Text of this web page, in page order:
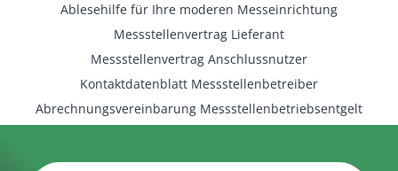
Ablesehilfe für Ihre moderen Messeinrichtung
Messstellenvertrag Lieferant
Messstellenvertrag Anschlussnutzer
Kontaktdatenblatt Messstellenbetreiber
Abrechnungsvereinbarung Messstellenbetriebsentgelt